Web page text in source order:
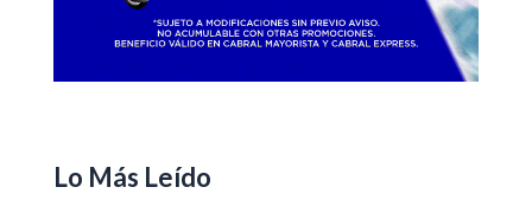
Lo Más Leído